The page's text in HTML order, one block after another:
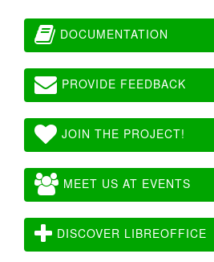
DOCUMENTATION
PROVIDE FEEDBACK
JOIN THE PROJECT!
MEET US AT EVENTS
DISCOVER LIBREOFFICE